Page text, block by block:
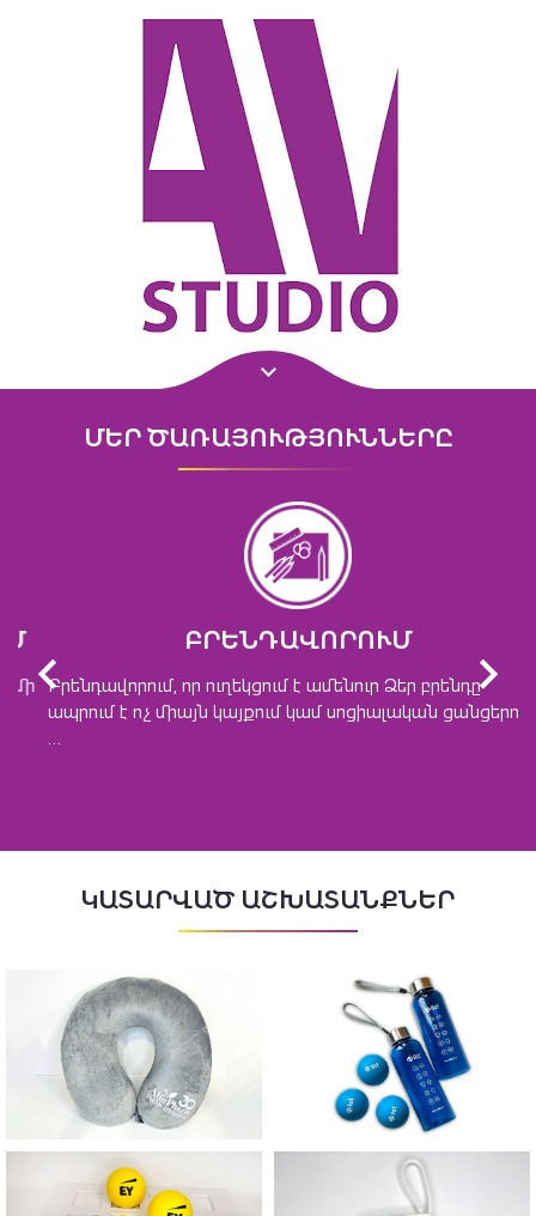
ՄԵՐ ԾԱՌԱՅՈՒԹՅՈՒՆՆԵՐԸ
ԲՐԵՆԴԱՎՈՐՈՒՄ
Բրենդավորում, որ ուղեկցում է ամենուր Ձեր բրենդը
ապրում է ոչ միայն կայքում կամ սոցիալական ցանցերում:
ԿԱՏԱՐՎԱԾ ԱՇԽԱՏԱՆՔՆԵՐ